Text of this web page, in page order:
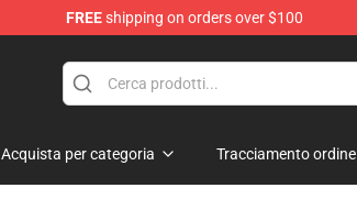
FREEshipping on orders over $100
Acquista per categoria Tracciamento ordine